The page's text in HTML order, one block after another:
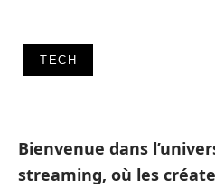
TECH
Bienvenue dans
streaming, où les